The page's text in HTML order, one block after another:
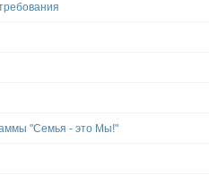
"Семья - это Мы!"